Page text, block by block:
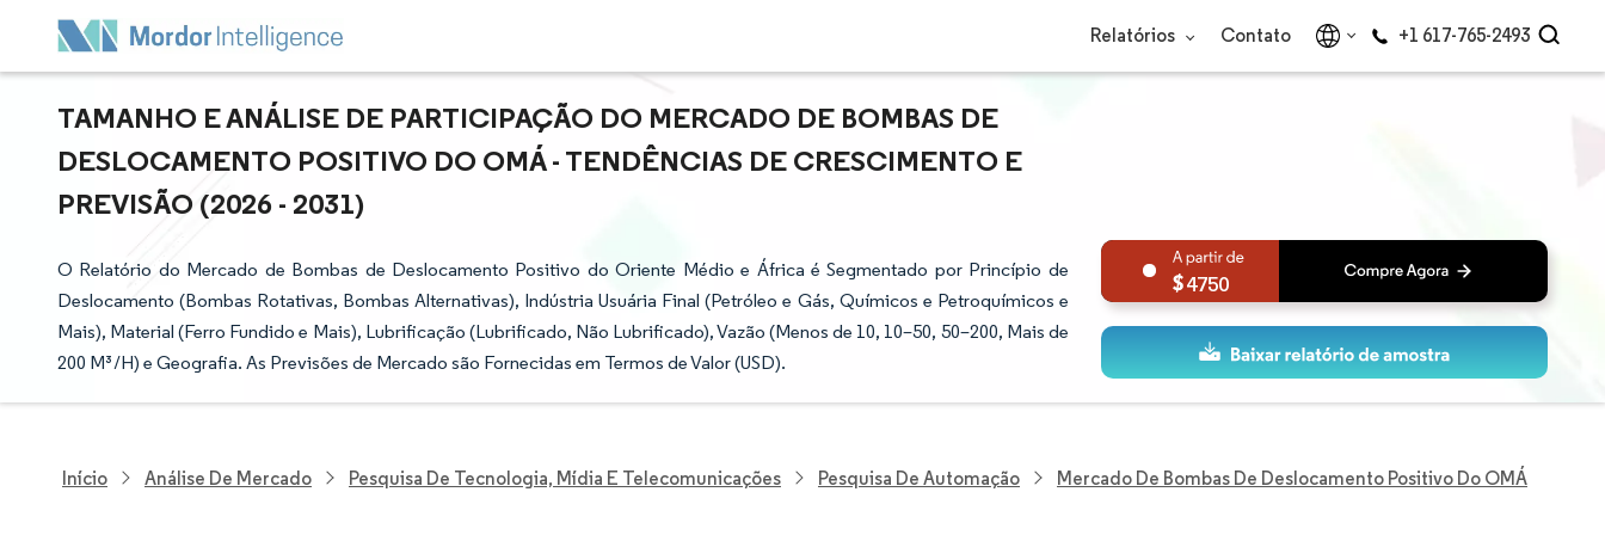
Relatórios Contato +1 617-765-2493
TAMANHO E ANÁLISE DE PARTICIPAÇÃO DO MERCADO DE BOMBAS DE
DESLOCAMENTO POSITIVO DO OMÁ - TENDÊNCIAS DE CRESCIMENTO E
PREVISÃO (2026 - 2031)
O Relatório do Mercado de Bombas de Deslocamento Positivo do Oriente Médio e África é Segmentado por Princípio de
Deslocamento (Bombas Rotativas, Bombas Alternativas), Indústria Usuária Final (Petróleo e Gás, Químicos e Petroquímicos e
Mais), Material (Ferro Fundido e Mais), Lubrificação (Lubrificado, Não Lubrificado), Vazão (Menos de 10, 10–50, 50–200, Mais de
200 M³/H) e Geografia. As Previsões de Mercado são Fornecidas em Termos de Valor (USD).
4750
Início Análise De Mercado Pesquisa De Tecnologia, Mídia E Telecomunicações Pesquisa De Automação Mercado De Bombas De Deslocamento Positivo Do OMÁ